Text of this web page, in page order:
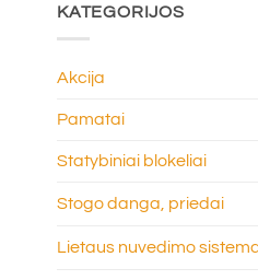
KATEGORIJOS
Akcija
Pamatai
Statybiniai blokeliai
Stogo danga, priedai
Lietaus nuvedimo